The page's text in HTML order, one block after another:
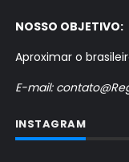
NOSSO OBJETIVO:
Aproximar o
E-mail:
INSTAGRAM